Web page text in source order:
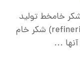
خامخط تولید
شکر نیشکر تصفیه خانه های (refineries) شکر خام
...